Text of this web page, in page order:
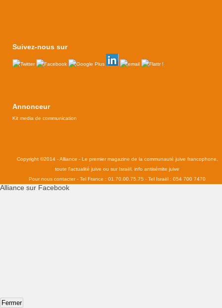
Suivez-nous sur
Annonceur
Kit media de communication
Copyright ©2014 - Alliance - Le premier magazine de la communauté juive francophone,
toute l'actualité juive ou sur Israël, info antisémite juive
Pour nous contacter - Tel France : 01.70.00.75.75 - Tel Israël : 054 700 7470
Alliance sur Facebook
Fermer